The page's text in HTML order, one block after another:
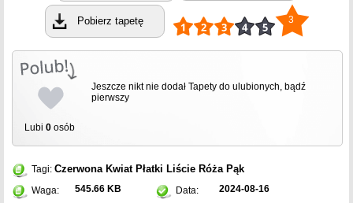
Pobierz tapetę 3
Lubi 0 osób
Jeszcze nikt nie dodał Tapety do ulubionych, bądź
pierwszy
Tagi: Czerwona Kwiat Płatki Liście Róża Pąk
Waga: 545.66 KB Data: 2024-08-16